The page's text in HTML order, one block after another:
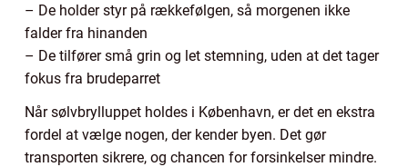
– De holder styr på rækkefølgen, så morgenen ikke
falder fra hinanden
– De tilfører små grin og let stemning, uden at det tager
fokus fra brudeparret
Når sølvbrylluppet holdes i København, er det en ekstra
fordel at vælge nogen, der kender byen. Det gør
transporten sikrere, og chancen for forsinkelser mindre.